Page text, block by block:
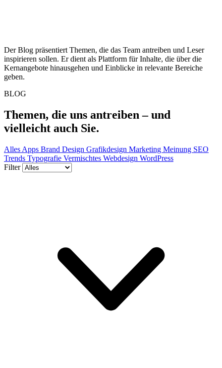
Der Blog präsentiert Themen, die das Team antreiben und Leser
inspirieren sollen. Er dient als Plattform für Inhalte, die über die
Kernangebote hinausgehen und Einblicke in relevante Bereiche
geben.
BLOG
Themen, die uns antreiben –und
vielleicht auch Sie.
Alles Apps Brand Design Grafikdesign Marketing Meinung SEO
Trends Typografie Vermischtes Webdesign WordPress
Filter